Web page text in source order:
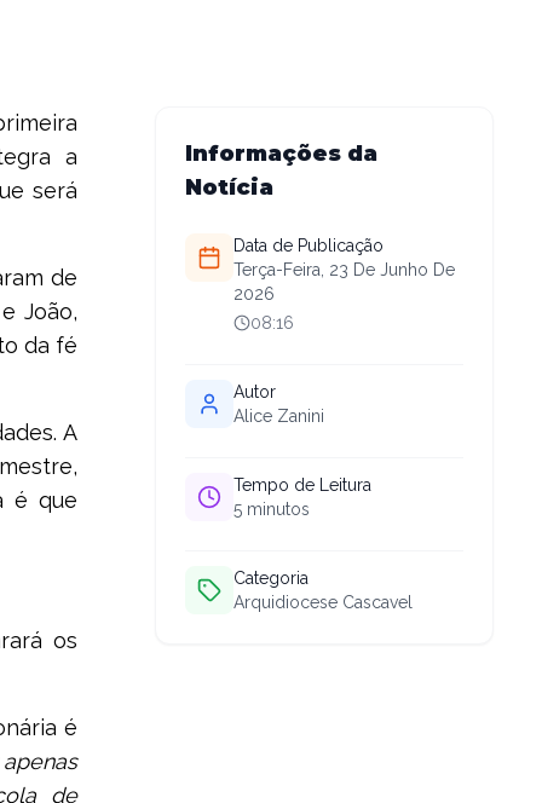
a
será
de
João,
da fé
A
é que
os
é
de
Informações da
Notícia
Data de Publicação
Terça-Feira, 23 De Junho De
2026
08:16
Autor
Alice Zanini
Tempo de Leitura
5 minutos
Categoria
Arquidiocese Cascavel